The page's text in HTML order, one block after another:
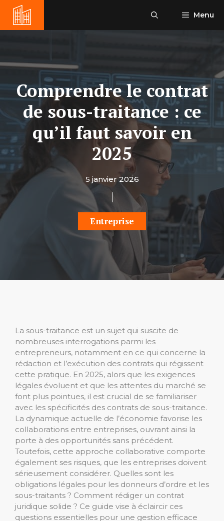
Aller
contenu
Menu
Comprendre le contrat
de sous-traitance : ce
qu’il faut savoir en
2025
5 janvier 2026
Entreprise
La sous-traitance est un sujet qui suscite de
nombreuses interrogations parmi les
entrepreneurs, notamment en ce qui concerne la
rédaction et l’exécution des contrats qui régissent
cette pratique. En 2025, alors que les exigences
légales évoluent et que les attentes du marché se
font plus pointues, il est crucial de se familiariser
avec les spécificités des contrats de sous-traitance.
La dynamique actuelle de l’économie favorise les
collaborations entre entreprises, ouvrant ainsi la
porte à des opportunités sans précédent.
Toutefois, cette approche collaborative comporte
également ses risques, que les entreprises doivent
sérieusement considérer. Quelles sont les
obligations légales pour les donneurs d’ordre et les
sous-traitants ? Comment rédiger un contrat
juridique solide ? Ce guide vise à éclaircir ces
questions essentielles pour une gestion efficace